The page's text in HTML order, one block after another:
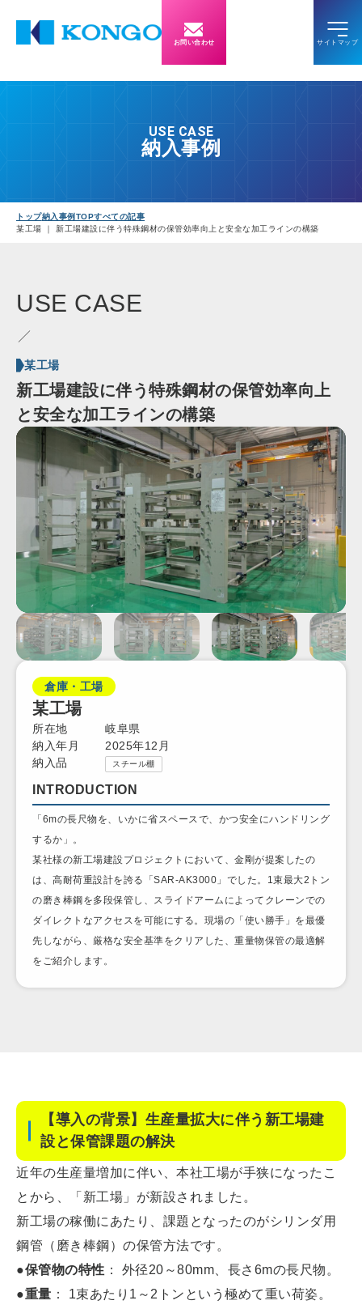
お問い合わせ
USE CASE
納入事例
トップ納入事例TOPすべての記事
某工場 ｜ 新工場建設に伴う特殊鋼材の保管効率向上と安全な加工ラインの構築
USE CASE
某工場
新工場建設に伴う特殊鋼材の保管効率向上
と安全な加工ラインの構築
倉庫・工場
某工場
所在地
岐阜県
納入年月
2025年12月
納入品
スチール棚
INTRODUCTION
「6mの長尺物を、いかに省スペースで、かつ安全にハンドリング
するか」。
某社様の新工場建設プロジェクトにおいて、金剛が提案したの
は、高耐荷重設計を誇る「SAR-AK3000」でした。1束最大2トン
の磨き棒鋼を多段保管し、スライドアームによってクレーンでの
ダイレクトなアクセスを可能にする。現場の「使い勝手」を最優
先しながら、厳格な安全基準をクリアした、重量物保管の最適解
をご紹介します。
【導入の背景】生産量拡大に伴う新工場建
設と保管課題の解決
近年の生産量増加に伴い、本社工場が手狭になったこ
とから、「新工場」が新設されました。
新工場の稼働にあたり、課題となったのがシリンダ用
鋼管（磨き棒鋼）の保管方法です。
●保管物の特性 ： 外径20～80mm、長さ6mの長尺物。
●重量 ： 1束あたり1～2トンという極めて重い荷姿。